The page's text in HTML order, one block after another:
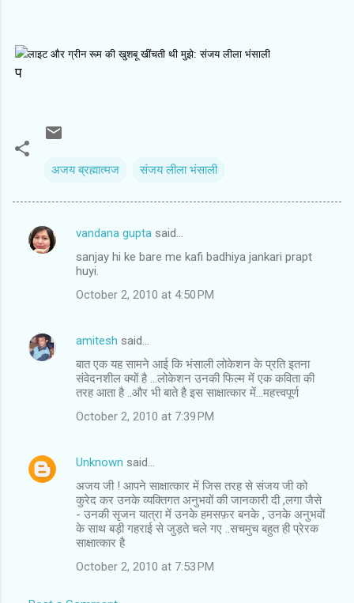
प
अजय ब्रह्मात्‍मज संजय लीला भंसाली
C
n
vandana gupta said…
sanjay hi ke bare me kafi badhiya jankari prapt
huyi.
October 2, 2010 at 4:50 PM
amitesh said…
बात एक यह सामने आई कि भंसाली लोकेशन के प्रति इतना
संवेदनशील क्यों है ...लोकेशन उनकी फिल्म में एक कविता की
तरह आता है ..और भी बाते है इस साक्षात्कार में...महत्त्वपूर्ण
October 2, 2010 at 7:39 PM
Unknown said…
अजय जी ! आपने साक्षात्कार में जिस तरह से संजय जी को
कुरेद कर उनके व्यक्तिगत अनुभवों की जानकारी दी ,लगा जैसे
- उनकी सृजन यात्रा में उनके हमसफ़र बनके , उनके अनुभवों
के साथ बड़ी गहराई से जुड़ते चले गए ..सचमुच बहुत ही प्रेरक
साक्षात्कार है
October 2, 2010 at 7:53 PM